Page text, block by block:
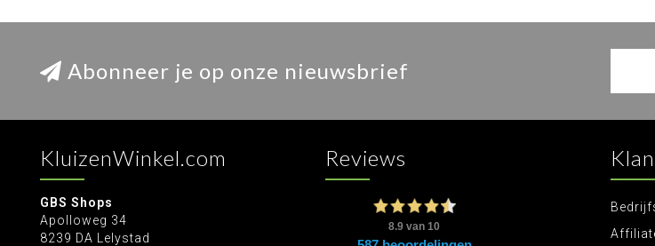
Abonneer je op onze nieuwsbrief
KluizenWinkel.com
GBS Shops
Apolloweg 34
8239 DA Lelystad
Reviews